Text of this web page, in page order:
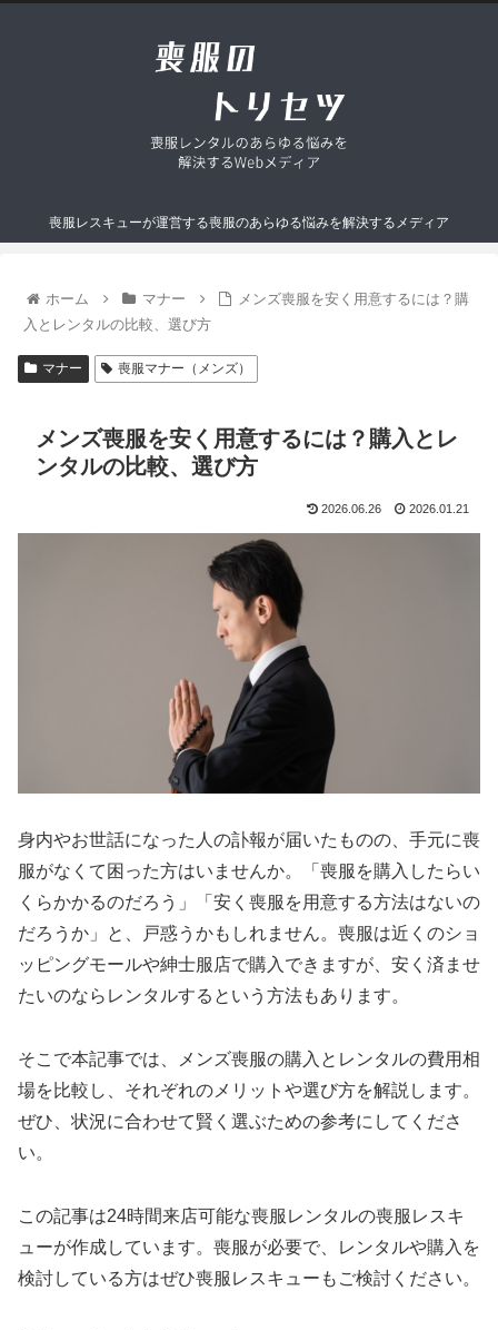
喪服レスキューが運営する喪服のあらゆる悩みを解決するメディア
ホーム マナー
メンズ喪服を安く用意するには？購
入とレンタルの比較、選び方
マナー 喪服マナー（メンズ）
メンズ喪服を安く用意するには？購入とレ
ンタルの比較、選び方
2026.06.26 2026.01.21
身内やお世話になった人の訃報が届いたものの、手元に喪
服がなくて困った方はいませんか。「喪服を購入したらい
くらかかるのだろう」「安く喪服を用意する方法はないの
だろうか」と、戸惑うかもしれません。喪服は近くのショ
ッピングモールや紳士服店で購入できますが、安く済ませ
たいのならレンタルするという方法もあります。
そこで本記事では、メンズ喪服の購入とレンタルの費用相
場を比較し、それぞれのメリットや選び方を解説します。
ぜひ、状況に合わせて賢く選ぶための参考にしてくださ
い。
この記事は24時間来店可能な喪服レンタルの喪服レスキ
ューが作成しています。喪服が必要で、レンタルや購入を
検討している方はぜひ喪服レスキューもご検討ください。